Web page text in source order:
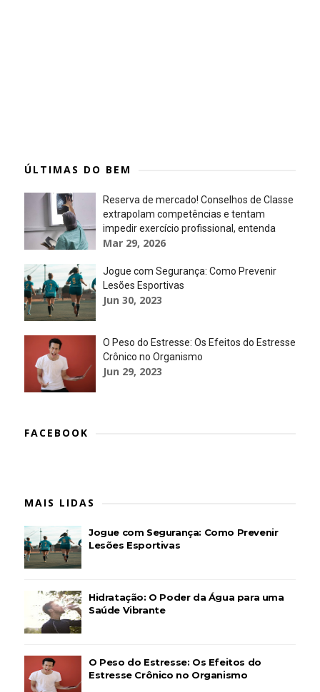
ÚLTIMAS DO BEM
Reserva de mercado! Conselhos de Classe
extrapolam competências e tentam
impedir exercício profissional, entenda
Mar 29, 2026
Jogue com Segurança: Como Prevenir
Lesões Esportivas
Jun 30, 2023
O Peso do Estresse: Os Efeitos do Estresse
Crônico no Organismo
Jun 29, 2023
FACEBOOK
MAIS LIDAS
Jogue com Segurança: Como Prevenir
Lesões Esportivas
Hidratação: O Poder da Água para uma
Saúde Vibrante
O Peso do Estresse: Os Efeitos do
Estresse Crônico no Organismo